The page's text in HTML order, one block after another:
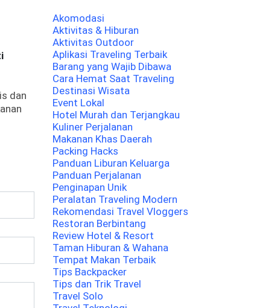
dan
Akomodasi
Aktivitas & Hiburan
Aktivitas Outdoor
Aplikasi Traveling Terbaik
Barang yang Wajib Dibawa
Cara Hemat Saat Traveling
Destinasi Wisata
Event Lokal
Hotel Murah dan Terjangkau
Kuliner Perjalanan
Makanan Khas Daerah
Packing Hacks
Panduan Liburan Keluarga
Panduan Perjalanan
Penginapan Unik
Peralatan Traveling Modern
Rekomendasi Travel Vloggers
Restoran Berbintang
Review Hotel & Resort
Taman Hiburan & Wahana
Tempat Makan Terbaik
Tips Backpacker
Tips dan Trik Travel
Travel Solo